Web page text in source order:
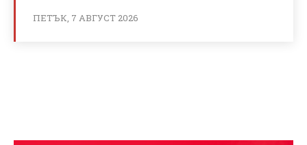
ПЕТЪК, 7 АВГУСТ 2026